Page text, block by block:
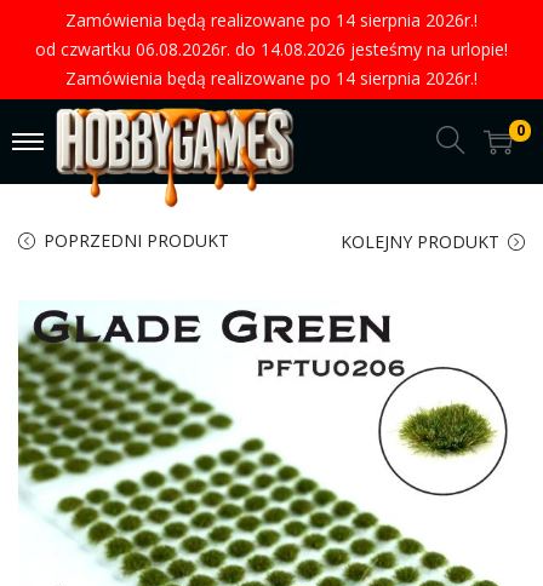
Zamówienia będą realizowane po 14 sierpnia 2026r.!
od czwartku 06.08.2026r. do 14.08.2026 jesteśmy na urlopie!
Zamówienia będą realizowane po 14 sierpnia 2026r.!
0
POPRZEDNI PRODUKT KOLEJNY PRODUKT